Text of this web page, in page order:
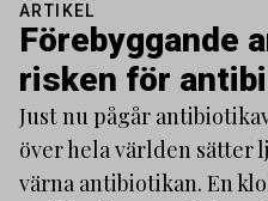
ARTIKEL
Förebyggande
risken för
Just nu pågår
över hela världen sätter
värna antibiotikan. En